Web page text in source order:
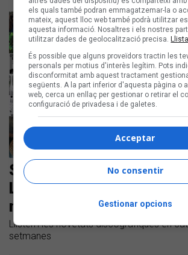
Santa Salut, Pau Vallvé,
Lal'Ba amb Maluks, entre
novetats del mes
Llistem les novetats discogràfiques en
setmanes
els quals també podran emmagatzemar-la o
mateix, aquest lloc web també podrà utilitzar
aquesta informació. Nosaltres i els nostres
utilitzar dades de geolocalització precisa.
És possible que alguns proveïdors tractin les
personals per motius d'interès legítim. Pots
disconformitat amb aquest tractament
següents. A la part inferior d'aquesta pàgina o
web, cerca un enllaç per gestionar o retirar el
configuració de privadesa i de galetes.
Acceptar
No consentir
Gestionar opcions